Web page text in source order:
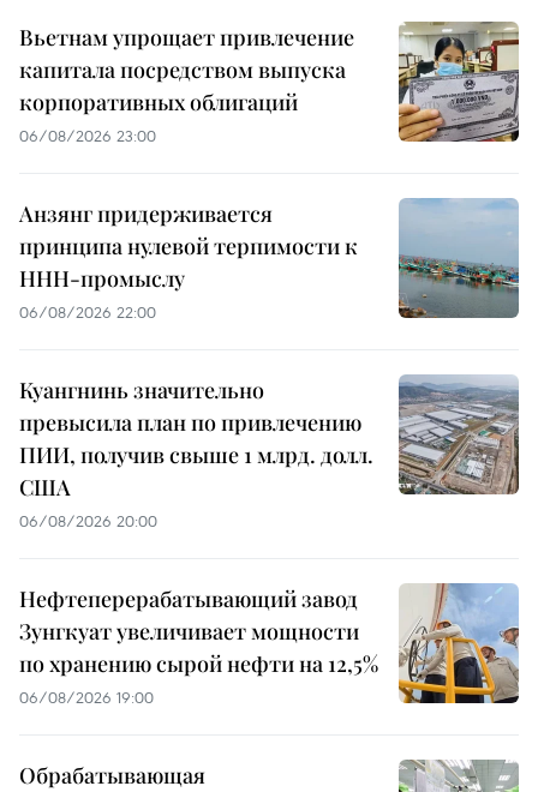
Вьетнам упрощает привлечение
капитала посредством выпуска
корпоративных облигаций
06/08/2026 23:00
Анзянг придерживается
принципа нулевой терпимости к
ННН-промыслу
06/08/2026 22:00
Куангнинь значительно
превысила план по привлечению
ПИИ, получив свыше 1 млрд. долл.
США
06/08/2026 20:00
Нефтеперерабатывающий завод
Зунгкуат увеличивает мощности
по хранению сырой нефти на 12,5%
06/08/2026 19:00
Обрабатывающая